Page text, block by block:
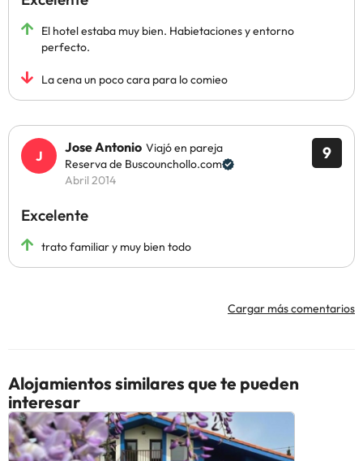
El hotel estaba muy bien. Habietaciones y entorno
perfecto.
La cena un poco cara para lo comieo
9
Jose Antonio Viajó en pareja
Reserva de Buscounchollo.com
Abril 2014
Excelente
trato familiar y muy bien todo
Cargar más comentarios
Alojamientos similares que te pueden
interesar